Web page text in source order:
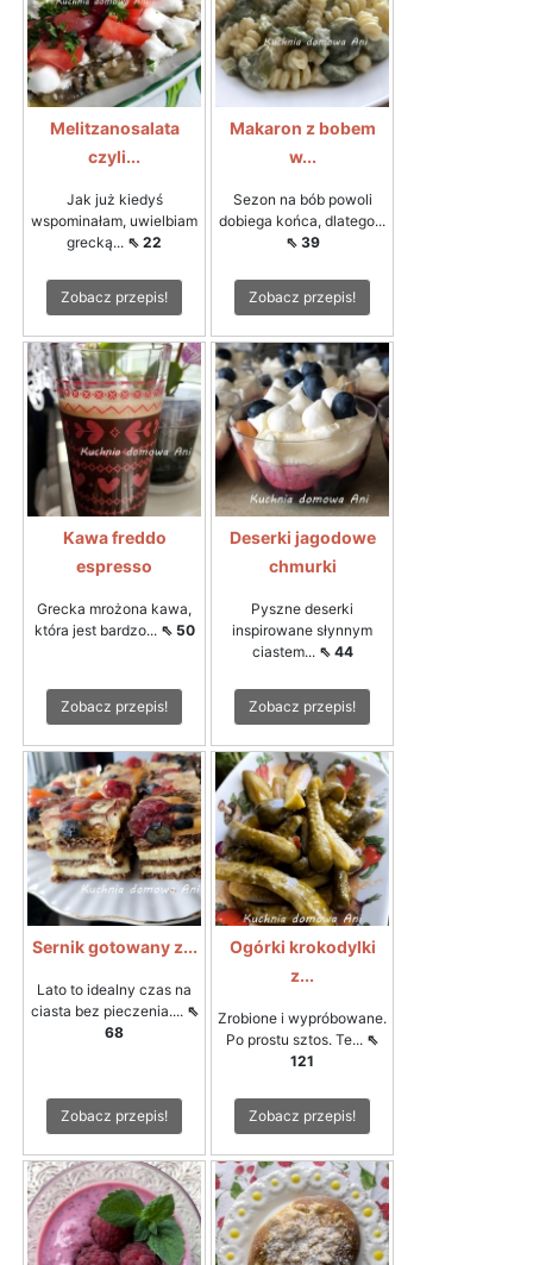
Melitzanosalata
czyli...
Jak już kiedyś
wspominałam, uwielbiam
grecką... ⇖ 22
Zobacz przepis!
Makaron z bobem
w...
Sezon na bób powoli
dobiega końca, dlatego...
⇖ 39
Zobacz przepis!
Kawa freddo
espresso
Grecka mrożona kawa,
która jest bardzo... ⇖ 50
Zobacz przepis!
Deserki jagodowe
chmurki
Pyszne deserki
inspirowane słynnym
ciastem... ⇖ 44
Zobacz przepis!
Sernik gotowany z...
Lato to idealny czas na
ciasta bez pieczenia.... ⇖
68
Zobacz przepis!
Ogórki krokodylki
z...
Zrobione i wypróbowane.
Po prostu sztos. Te... ⇖
121
Zobacz przepis!